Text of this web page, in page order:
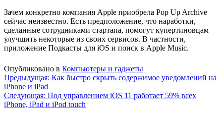
Зачем конкретно компания Apple приобрела Pop Up Archive
сейчас неизвестно. Есть предположение, что наработки,
сделанные сотрудниками стартапа, помогут купертиновцам
улучшить некоторые из своих сервисов. В частности,
приложение Подкасты для iOS и поиск в Apple Music.
Опубликовано в Компьютеры и гаджеты
Навигация
по
записям
Предыдущая: Как быстро скрыть содержимое уведомлений на
iPhone и iPad
Следующая: Под управлением iOS 11 работает 59% всех
iPhone, iPad и iPod touch